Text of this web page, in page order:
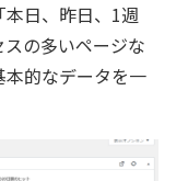
日、昨日、1週
の多いページな
本的なデータを一